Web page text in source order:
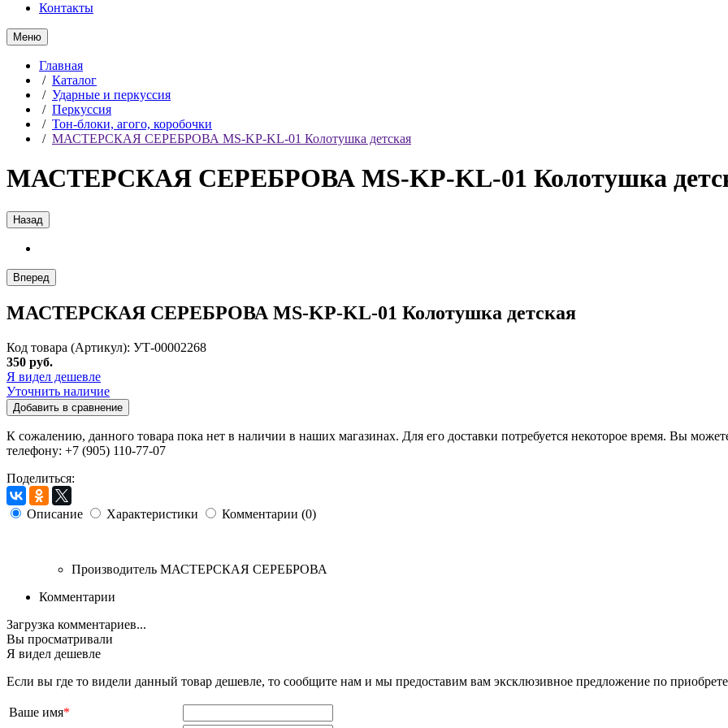
Контакты
Меню
Главная
/ Каталог
/ Ударные и перкуссия
/ Перкуссия
/ Тон-блоки, агого, коробочки
/ МАСТЕРСКАЯ СЕРЕБРОВА MS-KP-KL-01 Колотушка детская
МАСТЕРСКАЯ СЕРЕБРОВА MS-KP-KL-01 Колотушка
Назад
Вперед
МАСТЕРСКАЯ СЕРЕБРОВА MS-KP-KL-01 Колотушка детская
Код товара (Артикул): УТ-00002268
350 руб.
Я видел дешевле
Уточнить наличие
Добавить в сравнение
К сожалению, данного товара пока нет в наличии в наших магазинах. Для его доставки потребуется некоторое время. Вы
телефону: +7 (905) 110-77-07
Поделиться:
Описание Характеристики Комментарии (0)
Производитель МАСТЕРСКАЯ СЕРЕБРОВА
Комментарии
Загрузка комментариев...
Вы просматривали
Я видел дешевле
Если вы где то видели данный товар дешевле, то сообщите нам и мы предоставим вам эксклюзивное предложение по
Ваше имя*